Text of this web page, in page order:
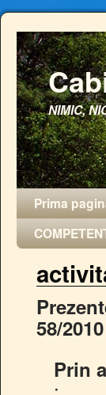
NIMIC,
Prima
58/
Prin